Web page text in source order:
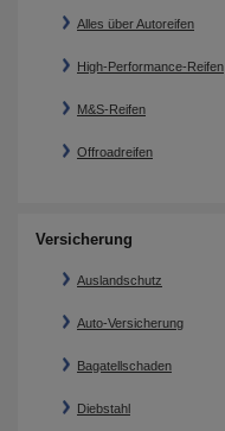
Alles über Autoreifen
High-Performance-Reifen
M&S-Reifen
Offroadreifen
Versicherung
Auslandschutz
Auto-Versicherung
Bagatellschaden
Diebstahl